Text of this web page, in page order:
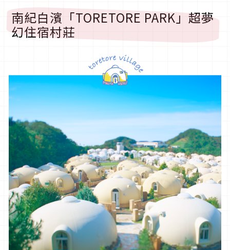
南紀白濱「TORETORE PARK」超夢
幻住宿村莊